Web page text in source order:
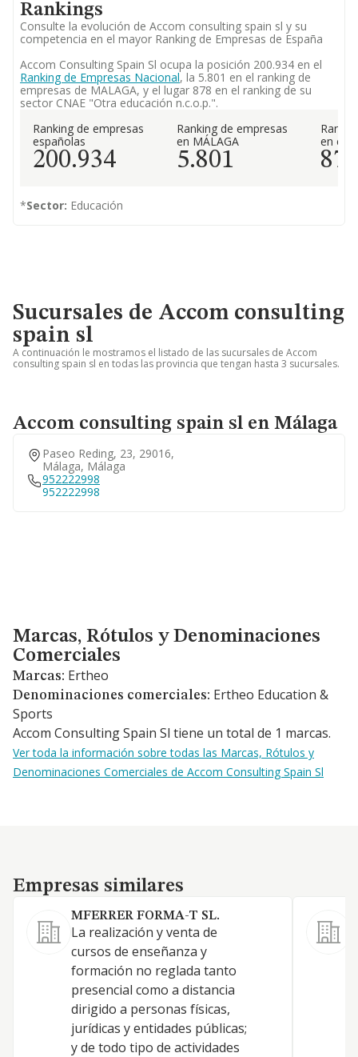
Rankings
Consulte la evolución de Accom consulting spain sl y su
competencia en el mayor Ranking de Empresas de España
Accom Consulting Spain Sl ocupa la posición 200.934 en el
Ranking de Empresas Nacional, la 5.801 en el ranking de
empresas de MALAGA, y el lugar 878 en el ranking de su
sector CNAE "Otra educación n.c.o.p.".
Ranking de empresas
españolas
200.934
Ranking de empresas
en MÁLAGA
5.801
en el
878
*Sector: Educación
Sucursales de Accom consulting
spain sl
A continuación le mostramos el listado de las sucursales de Accom
consulting spain sl en todas las provincia que tengan hasta 3 sucursales.
Accom consulting spain sl en Málaga
Paseo Reding, 23, 29016,
Málaga, Málaga
952222998
952222998
Marcas, Rótulos y Denominaciones Comerciales
Marcas, Rótulos y Denominaciones
Comerciales
Marcas: Ertheo
Denominaciones comerciales: Ertheo Education &
Sports
Accom Consulting Spain Sl tiene un total de 1 marcas.
Ver toda la información sobre todas las Marcas, Rótulos y
Denominaciones Comerciales de Accom Consulting Spain Sl
Empresas similares
Empresas similares
MFERRER FORMA-T SL.
La realización y venta de
cursos de enseñanza y
formación no reglada tanto
presencial como a distancia
dirigido a personas físicas,
jurídicas y entidades públicas;
y de todo tipo de actividades